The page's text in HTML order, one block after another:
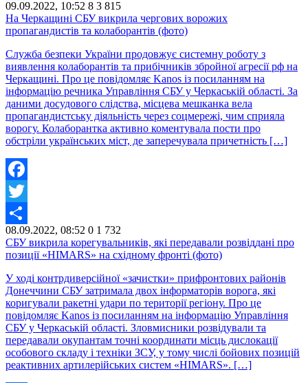
Share
09.09.2022, 10:52 8 3 815
На Черкащині СБУ викрила чергових ворожих
пропагандистів та колаборантів (фото)
Служба безпеки України продовжує системну роботу з
виявлення колаборантів та прибічників збройної агресії рф на
Черкащині. Про це повідомляє Kanos із посиланням на
інформацію речника Управління СБУ у Черкаській області. За
даними досудового слідства, місцева мешканка вела
пропагандистську діяльність через соцмережі, чим сприяла
ворогу. Колаборантка активно коментувала пости про
обстріли українських міст, де заперечувала причетність […]
Facebook
Twitter
Share
08.09.2022, 08:52 0 1 732
СБУ викрила корегувальників, які передавали розвіддані про
позиції «HIMARS» на східному фронті (фото)
У ході контрдиверсійної «зачистки» прифронтових районів
Донеччини СБУ затримала двох інформаторів ворога, які
коригували ракетні удари по території регіону. Про це
повідомляє Kanos із посиланням на інформацію Управління
СБУ у Черкаській області. Зловмисники розвідували та
передавали окупантам точні координати місць дислокації
особового складу і техніки ЗСУ, у тому числі бойових позицій
реактивних артилерійських систем «HIMARS». […]